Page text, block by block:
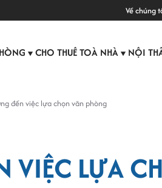
Về chúng
▼ CHO THUÊ TOÀ NHÀ ▼ NỘI
đến việc lựa chọn văn phòng
VIỆC LỰA